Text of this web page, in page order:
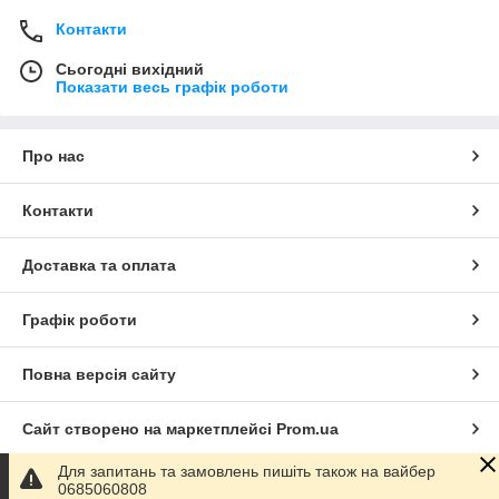
Контакти
Сьогодні вихідний
Показати весь графік роботи
Про нас
Контакти
Доставка та оплата
Графік роботи
Повна версія сайту
Сайт створено на маркетплейсі Prom.ua
Політика конфіденційності
Для запитань та замовлень пишіть також на вайбер
0685060808